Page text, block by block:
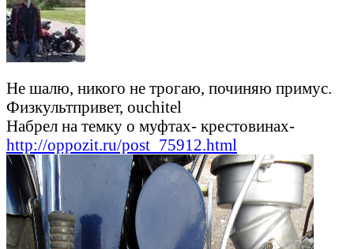
Не шалю, никого не трогаю, починяю примус.
Физкультпривет, ouchitel
Набрел на темку о муфтах- крестовинах-
http://oppozit.ru/post_75912.html